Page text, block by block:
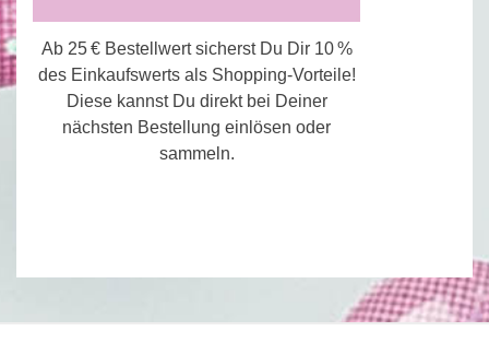
Ab 25 € Bestellwert sicherst Du Dir 10 %
des Einkaufswerts als Shopping-Vorteile!
Diese kannst Du direkt bei Deiner
nächsten Bestellung einlösen oder
sammeln.